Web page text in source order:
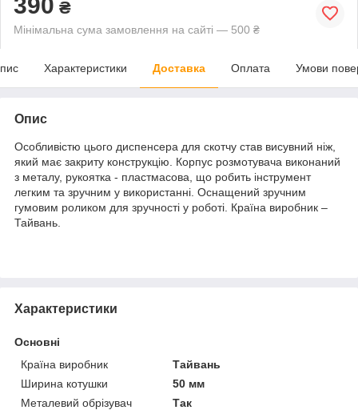
₴
Мінімальна сума замовлення на сайті — 500 ₴
Характеристики Доставка Оплата Умови
Опис
Особливістю цього диспенсера для скотчу став висувний ніж,
який має закриту конструкцію. Корпус розмотувача виконаний
з металу, рукоятка - пластмасова, що робить інструмент
легким та зручним у використанні. Оснащений зручним
гумовим роликом для зручності у роботі. Країна виробник –
Тайвань.
Характеристики
Основні
Країна виробник
Тайвань
Ширина котушки
50 мм
Металевий обрізувач
Так